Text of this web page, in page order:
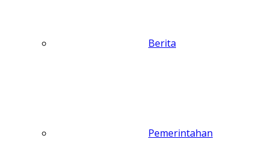
Berita
Pemerintahan